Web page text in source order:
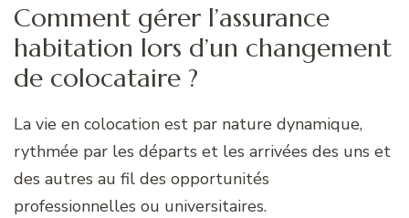
Comment gérer l’assurance
habitation lors d’un changement
de colocataire ?
La vie en colocation est par nature dynamique,
rythmée par les départs et les arrivées des uns et
des autres au fil des opportunités
professionnelles ou universitaires.